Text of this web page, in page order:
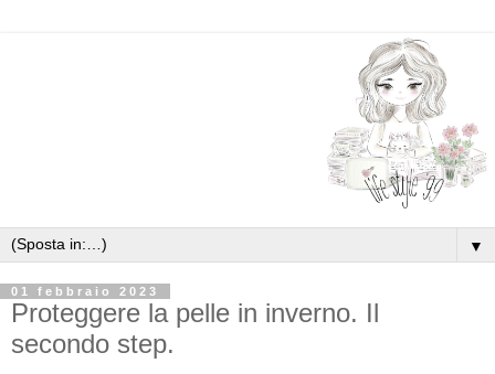
▼
01 febbraio 2023
Proteggere la pelle in inverno. Il
secondo step.